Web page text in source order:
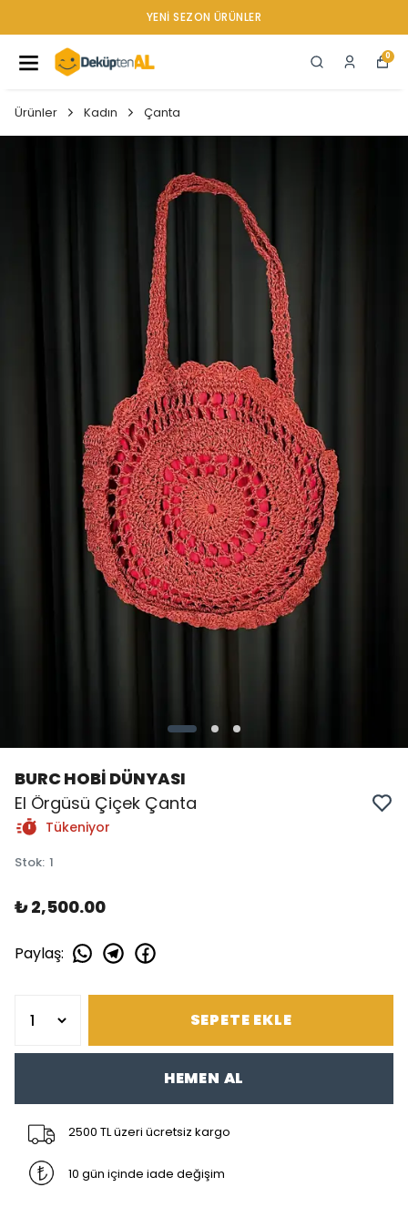
YENI SEZON ÜRÜNLER
0
Ürünler Kadın Çanta
BURC HOBİ DÜNYASI
El Örgüsü Çiçek Çanta
Tükeniyor
Stok: 1
₺ 2,500.00
Paylaş:
SEPETE EKLE
HEMEN AL
2500 TL üzeri ücretsiz kargo
10 gün içinde iade değişim